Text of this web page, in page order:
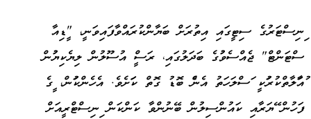
މިނިސްޓަރުގެ ސިޓީގައި އިތުރަށް ބަޔާންކުރައްވާފައިވަނީ، "މީޑިއާ
ސްޓަންޓް" ޖެއްސެވުމުގެ ބަދަލުގައި، ރަސްމީ އުސޫލުން ލިޔެކިޔުމުން
މުއާމަލާތްކުރުމަކީ މަސްލަހަތު އެންމެ ބޮޑު ގޮތް ކަމަށެވެ. އެހެންކަމުން، މީގެ
ފަހުން މޭޔަރާއި ކައުންސިލުން ބޭނުންވާ ކަންކަން މިނިސްޓްރީއަށް